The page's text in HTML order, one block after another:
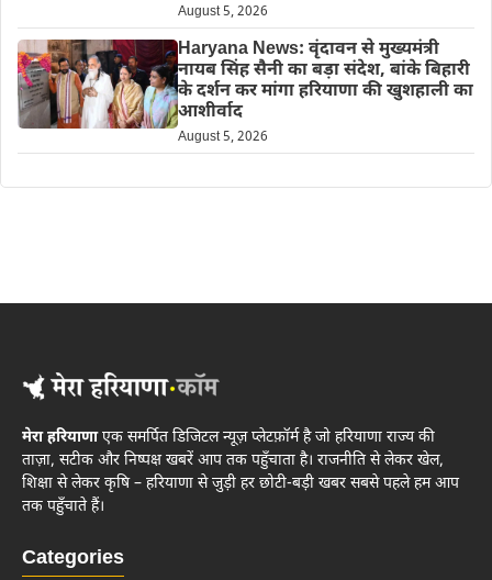
August 5, 2026
Haryana News: वृंदावन से मुख्यमंत्री
नायब सिंह सैनी का बड़ा संदेश, बांके बिहारी
के दर्शन कर मांगा हरियाणा की खुशहाली का
आशीर्वाद
August 5, 2026
मेरा हरियाणाएक समर्पित डिजिटल न्यूज़ प्लेटफ़ॉर्म है जो हरियाणा राज्य की
ताज़ा, सटीक और निष्पक्ष खबरें आप तक पहुँचाता है। राजनीति से लेकर खेल,
शिक्षा से लेकर कृषि – हरियाणा से जुड़ी हर छोटी-बड़ी खबर सबसे पहले हम आप
तक पहुँचाते हैं।
Categories